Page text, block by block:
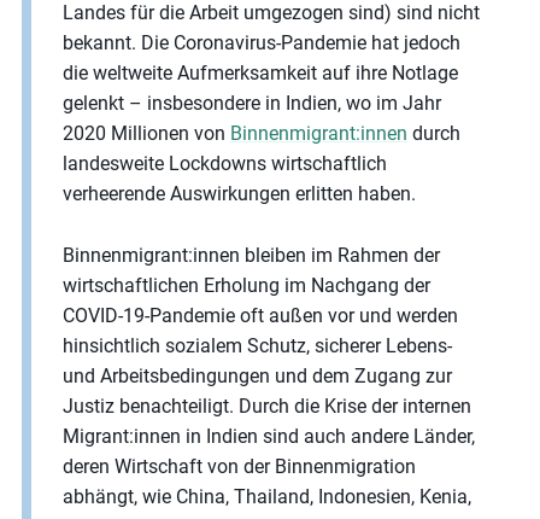
Landes für die Arbeit umgezogen sind) sind nicht
bekannt. Die Coronavirus-Pandemie hat jedoch
die weltweite Aufmerksamkeit auf ihre Notlage
gelenkt – insbesondere in Indien, wo im Jahr
2020 Millionen von Binnenmigrant:innen durch
landesweite Lockdowns wirtschaftlich
verheerende Auswirkungen erlitten haben.
Binnenmigrant:innen bleiben im Rahmen der
wirtschaftlichen Erholung im Nachgang der
COVID-19-Pandemie oft außen vor und werden
hinsichtlich sozialem Schutz, sicherer Lebens-
und Arbeitsbedingungen und dem Zugang zur
Justiz benachteiligt. Durch die Krise der internen
Migrant:innen in Indien sind auch andere Länder,
deren Wirtschaft von der Binnenmigration
abhängt, wie China, Thailand, Indonesien, Kenia,